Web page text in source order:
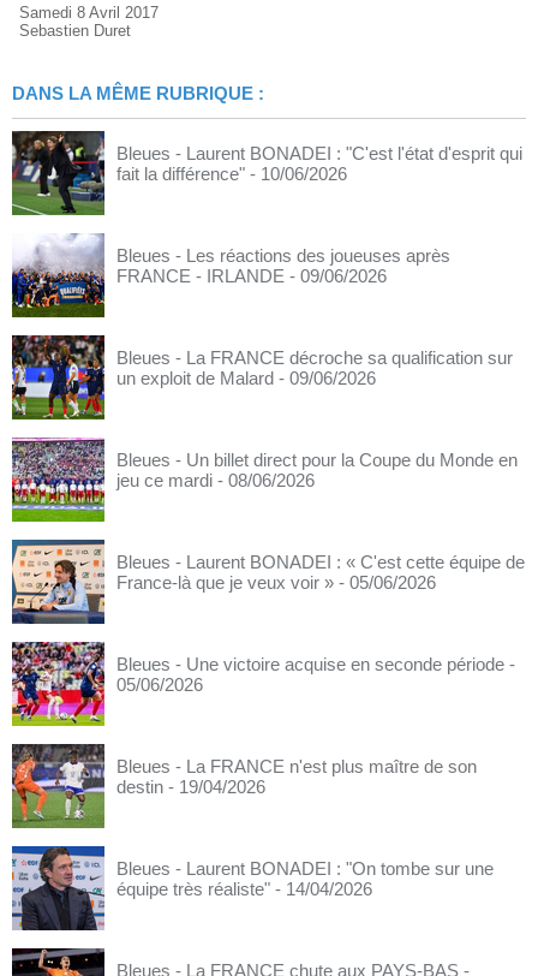
Samedi 8 Avril 2017
Sebastien Duret
DANS LA MÊME RUBRIQUE :
Bleues - Laurent BONADEI : "C'est l'état d'esprit qui
fait la différence" - 10/06/2026
Bleues - Les réactions des joueuses après
FRANCE - IRLANDE - 09/06/2026
Bleues - La FRANCE décroche sa qualification sur
un exploit de Malard - 09/06/2026
Bleues - Un billet direct pour la Coupe du Monde en
jeu ce mardi - 08/06/2026
Bleues - Laurent BONADEI : « C'est cette équipe de
France-là que je veux voir » - 05/06/2026
Bleues - Une victoire acquise en seconde période -
05/06/2026
Bleues - La FRANCE n'est plus maître de son
destin - 19/04/2026
Bleues - Laurent BONADEI : "On tombe sur une
équipe très réaliste" - 14/04/2026
Bleues - La FRANCE chute aux PAYS-BAS -